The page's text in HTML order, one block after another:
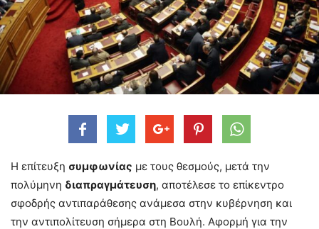
Η επίτευξη συμφωνίας με τους θεσμούς, μετά την
πολύμηνη διαπραγμάτευση, αποτέλεσε το επίκεντρο
σφοδρής αντιπαράθεσης ανάμεσα στην κυβέρνηση και
την αντιπολίτευση σήμερα στη Βουλή. Αφορμή για την